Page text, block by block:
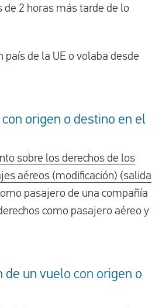
2 horas más tarde de lo
de la UE o volaba desde
origen o destino en el
sobre los derechos de los
aéreos (modificación) (salida
pasajero de una compañía
como pasajero aéreo y
un vuelo con origen o